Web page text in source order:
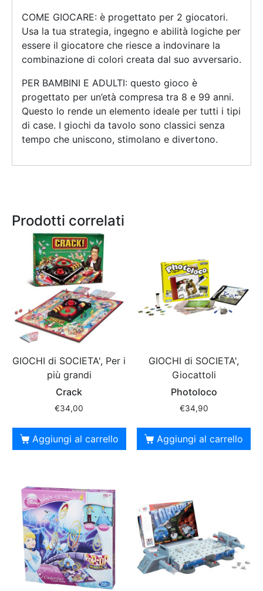
COME GIOCARE: è progettato per 2 giocatori.
Usa la tua strategia, ingegno e abilità logiche per
essere il giocatore che riesce a indovinare la
combinazione di colori creata dal suo avversario.
PER BAMBINI E ADULTI: questo gioco è
progettato per un’età compresa tra 8 e 99 anni.
Questo lo rende un elemento ideale per tutti i tipi
di case. I giochi da tavolo sono classici senza
tempo che uniscono, stimolano e divertono.
Prodotti correlati
GIOCHI di SOCIETA', Per i
più grandi
Crack
€34,00
Aggiungi al carrello
GIOCHI di SOCIETA',
Giocattoli
Photoloco
€34,90
Aggiungi al carrello